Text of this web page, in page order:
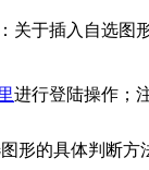
关于插入自选图
进行登陆操作；
形的具体判断方